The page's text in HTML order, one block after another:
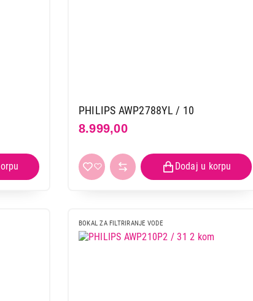
PHILIPS AWP2788YL / 10
8.999,00
BOKAL ZA FILTRIRANJE VODE